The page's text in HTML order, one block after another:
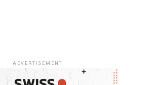
ADVERTISEMENT